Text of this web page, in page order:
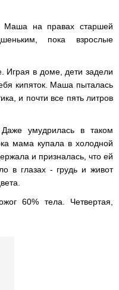
Маша на правах старшей
пока взрослые
Играя в доме, дети задели
кипяток. Маша пыталась
и почти все пять литров
умудрилась в таком
мама купала в холодной
и призналась, что ей
в глазах - грудь и живот
60% тела. Четвертая,